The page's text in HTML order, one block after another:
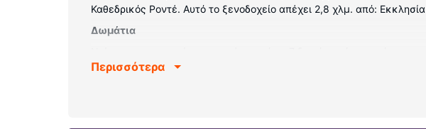
Καθεδρικός Ροντέ. Αυτό το ξενοδοχείο απέχει 2,8 χλμ. από:
Δωμάτια
ασύρματη πρόσβαση στο ίντερνετ κι επίσης παρέχονται για τη
Περισσότερα